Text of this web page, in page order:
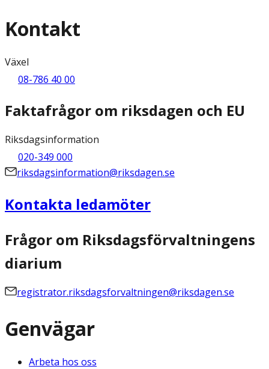
Kontakt
Växel
08-786 40 00
Faktafrågor om riksdagen och EU
Riksdagsinformation
020-349 000
riksdagsinformation@riksdagen.se
Kontakta ledamöter
Frågor om Riksdagsförvaltningens
diarium
registrator.riksdagsforvaltningen@riksdagen.se
Genvägar
Arbeta hos oss